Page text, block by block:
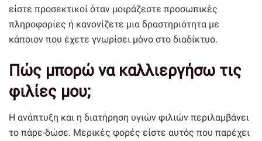
είστε προσεκτικοί όταν μοιράζεστε προσωπικές
πληροφορίες ή κανονίζετε μια δραστηριότητα με
κάποιον που έχετε γνωρίσει μόνο στο διαδίκτυο.
Πώς μπορώ να καλλιεργήσω τις
φιλίες μου;
Η ανάπτυξη και η διατήρηση υγιών φιλιών περιλαμβάνει
το πάρε-δώσε. Μερικές φορές είστε αυτός που παρέχει